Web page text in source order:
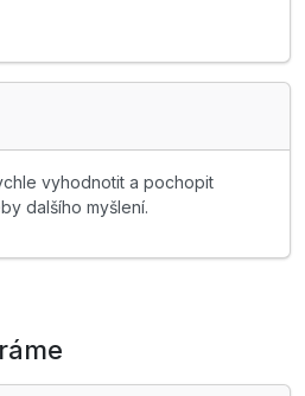
vyhodnotit a pochopit
dalšího myšlení.